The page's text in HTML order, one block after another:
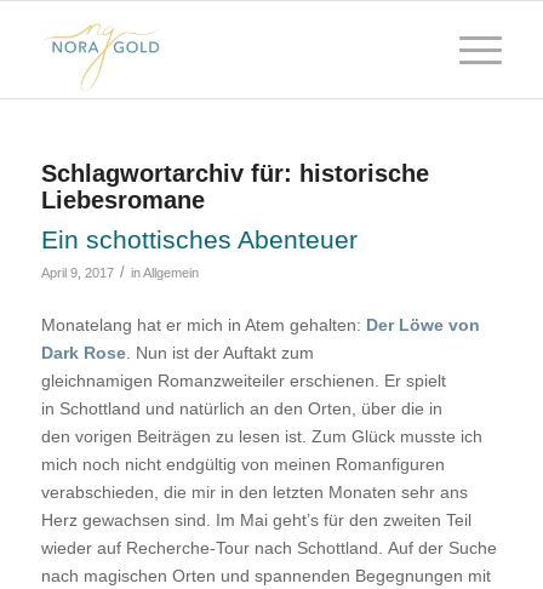
Schlagwortarchiv für: historische
Liebesromane
Ein schottisches Abenteuer
April 9, 2017 / inAllgemein
Monatelang hat er mich in Atem gehalten: Der Löwe von
Dark Rose. Nun ist der Auftakt zum
gleichnamigen Romanzweiteiler erschienen. Er spielt
in Schottland und natürlich an den Orten, über die in
den vorigen Beiträgen zu lesen ist. Zum Glück musste ich
mich noch nicht endgültig von meinen Romanfiguren
verabschieden, die mir in den letzten Monaten sehr ans
Herz gewachsen sind. Im Mai geht’s für den zweiten Teil
wieder auf Recherche-Tour nach Schottland. Auf der Suche
nach magischen Orten und spannenden Begegnungen mit